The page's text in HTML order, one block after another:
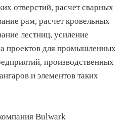
отверстий, расчет сварных
рам, расчет кровельных
лестниц, усиление
проектов для промышленных
производственных
и элементов таких
Bulwark